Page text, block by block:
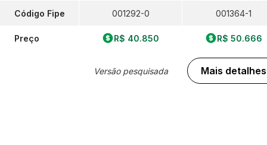
Código Fipe
Preço
001292-0
R$ 40.850
Versão pesquisada
001364-1
R$ 50.666
Mais detalhes